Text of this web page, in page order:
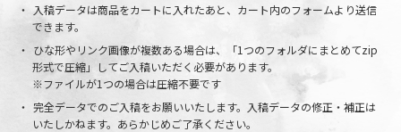
入稿データは商品をカートに入れたあと、カート内のフォームより送信
できます。
ひな形やリンク画像が複数ある場合は、「1つのフォルダにまとめてzip
形式で圧縮」してご入稿いただく必要があります。
※ファイルが1つの場合は圧縮不要です
完全データでのご入稿をお願いいたします。入稿データの修正・補正は
いたしかねます。あらかじめご了承ください。